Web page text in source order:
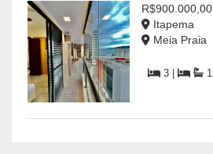
R$900.000,00
Itapema
Meia Praia
3 | 1 |